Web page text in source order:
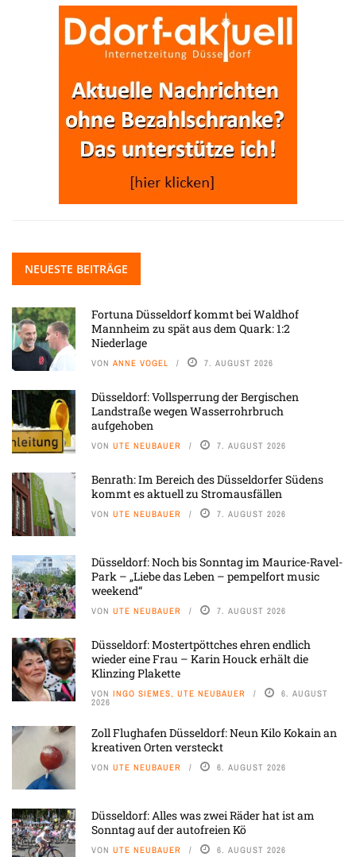
NEUESTE BEITRÄGE
Fortuna Düsseldorf kommt bei Waldhof
Mannheim zu spät aus dem Quark: 1:2
Niederlage
VON ANNE VOGEL 7. AUGUST 2026
Düsseldorf: Vollsperrung der Bergischen
Landstraße wegen Wasserrohrbruch
aufgehoben
VON UTE NEUBAUER 7. AUGUST 2026
Benrath: Im Bereich des Düsseldorfer Südens
kommt es aktuell zu Stromausfällen
VON UTE NEUBAUER 7. AUGUST 2026
Düsseldorf: Noch bis Sonntag im Maurice-Ravel-
Park – „Liebe das Leben – pempelfort music
weekend“
VON UTE NEUBAUER 7. AUGUST 2026
Düsseldorf: Mostertpöttches ehren endlich
wieder eine Frau – Karin Houck erhält die
Klinzing Plakette
VON INGO SIEMES, UTE NEUBAUER 6. AUGUST
2026
Zoll Flughafen Düsseldorf: Neun Kilo Kokain an
kreativen Orten versteckt
VON UTE NEUBAUER 6. AUGUST 2026
Düsseldorf: Alles was zwei Räder hat ist am
Sonntag auf der autofreien Kö
VON UTE NEUBAUER 6. AUGUST 2026